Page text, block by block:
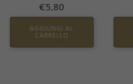
€5.80
AGGIUNGI AL
CARRELLO